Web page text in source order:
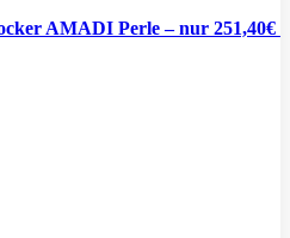
AMADI Perle – nur 251,40€